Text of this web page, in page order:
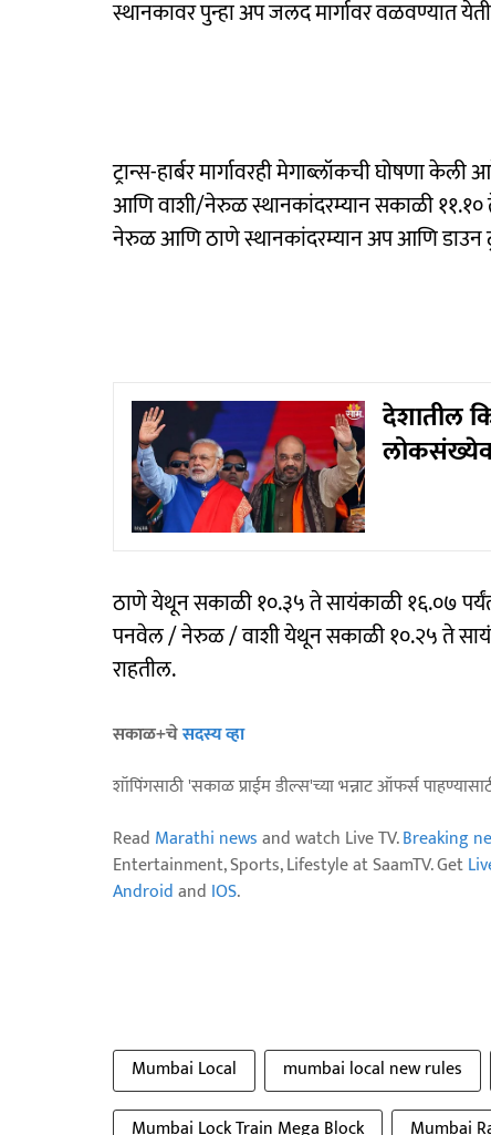
स्थानकावर पुन्हा अप जलद मार्गावर वळवण्यात
ट्रान्स-हार्बर मार्गावरही मेगाब्लॉकची घोषणा
आणि वाशी/नेरुळ स्थानकांदरम्यान सकाळी ११.१०
नेरुळ आणि ठाणे स्थानकांदरम्यान अप आणि डाउन
देशातील
ठाणे येथून सकाळी १०.३५ ते सायंकाळी १६.०७
पनवेल / नेरुळ / वाशी येथून सकाळी १०.२५ ते
राहतील.
सकाळ+चेसदस्य व्हा
शॉपिंगसाठी 'सकाळ प्राईम डील्स'च्या भन्नाट ऑफर्स
Read Marathi newsand watch Live TV.Breaking
Entertainment, Sports, Lifestyle at SaamTV. Get
Androidand IOS.
Mumbai Local mumbai local new rules
Mumbai Lock Train Mega Block
Mumbai